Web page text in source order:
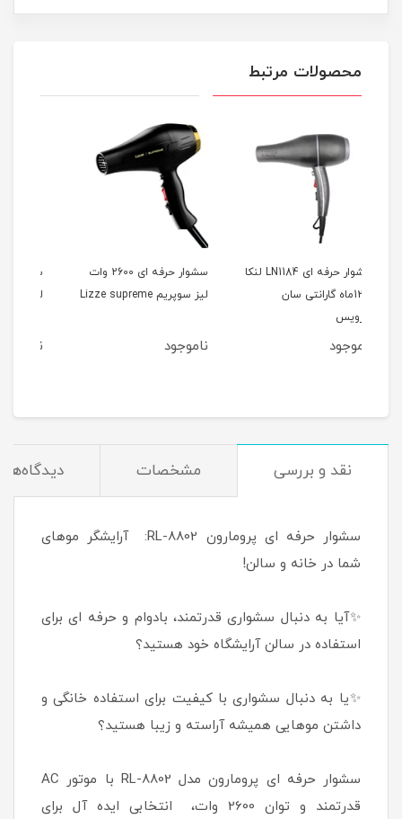
محصولات مرتبط
سشوار حرفه ای 2600 وات
لیز سوپریم Lizze supreme
ناموجود
لیز اکستریم Lizze extreme
ناموجود
نقد و بررسی مشخصات دیدگاه‌ها
سشوار حرفه ای پرومارون RL-8802: آرایشگر موهای
شما در خانه و سالن!
✨آیا به دنبال سشواری قدرتمند، بادوام و حرفه ای برای
استفاده در سالن آرایشگاه خود هستید؟
✨یا به دنبال سشواری با کیفیت برای استفاده خانگی و
داشتن موهایی همیشه آراسته و زیبا هستید؟
سشوار حرفه ای پرومارون مدل RL-8802 با موتور AC
قدرتمند و توان 2600 وات، انتخابی ایده آل برای